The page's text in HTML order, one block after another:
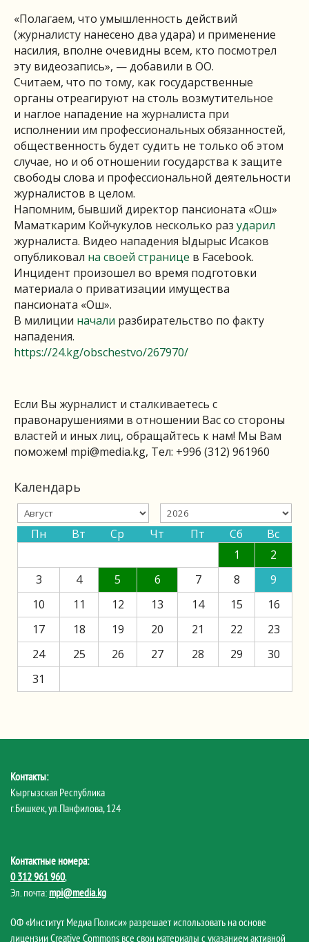
«Полагаем, что умышленность действий
(журналисту нанесено два удара) и применение
насилия, вполне очевидны всем, кто посмотрел
эту видеозапись», — добавили в ОО.
Считаем, что по тому, как государственные
органы отреагируют на столь возмутительное
и наглое нападение на журналиста при
исполнении им профессиональных обязанностей,
общественность будет судить не только об этом
случае, но и об отношении государства к защите
свободы слова и профессиональной деятельности
журналистов в целом.
Напомним, бывший директор пансионата «Ош»
Маматкарим Койчукулов несколько раз ударил
журналиста. Видео нападения Ыдырыс Исаков
опубликовал на своей странице в Facebook.
Инцидент произошел во время подготовки
материала о приватизации имущества
пансионата «Ош».
В милиции начали разбирательство по факту
нападения.
https://24.kg/obschestvo/267970/
Если Вы журналист и сталкиваетесь с
правонарушениями в отношении Вас со стороны
властей и иных лиц, обращайтесь к нам! Мы Вам
поможем! mpi@media.kg, Тел: +996 (312) 961960
Календарь
Пн Вт Ср Чт Пт Сб
Вс
1
2
3
4 5 6 7 8
9
10
11 12 13 14 15
16
17
18 19 20 21 22
23
24
25 26 27 28 29
30
31
Контакты:
Кыргызская Республика
г.Бишкек, ул.Панфилова, 124
Контактные номера:
0 312 961 960,
Эл. почта: mpi@media.kg
ОФ «Институт Медиа Полиси» разрешает использовать на основе
лицензии Creative Commons все свои материалы с указанием активной